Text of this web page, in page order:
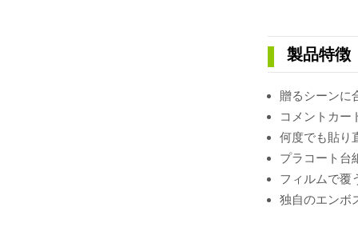
製品特徴
贈るシーンに
コメントカー
何度でも貼り
プラコート台
フィルムで覆
独自のエンボ